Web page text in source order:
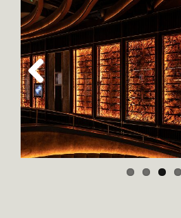
Previous